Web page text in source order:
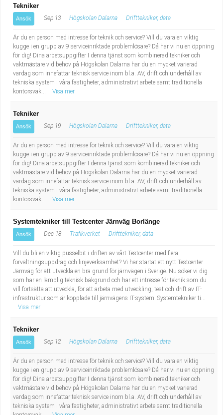
Tekniker
Ansök Sep 13 Högskolan Dalarna Drifttekniker, data
Är du en person med intresse för teknik och service? Vill du vara en viktig
kugge i en grupp av 9 serviceinriktade problemlösare? Då har vi nu en öppning
för dig! Dina arbetsuppgifter I denna tjänst som kombinerad tekniker och
vaktmästare vid behov på Högskolan Dalarna har du en mycket varierad
vardag som innefattar teknisk service inom bl.a. AV, drift och underhåll av
tekniska system i våra fastigheter, administrativt arbete samt traditionella
kontorsvak...
Visa mer
Tekniker
Ansök Sep 19 Högskolan Dalarna Drifttekniker, data
Är du en person med intresse för teknik och service? Vill du vara en viktig
kugge i en grupp av 9 serviceinriktade problemlösare? Då har vi nu en öppning
för dig! Dina arbetsuppgifter I denna tjänst som kombinerad tekniker och
vaktmästare vid behov på Högskolan Dalarna har du en mycket varierad
vardag som innefattar teknisk service inom bl.a. AV, drift och underhåll av
tekniska system i våra fastigheter, administrativt arbete samt traditionella
kontorsvak...
Visa mer
Systemtekniker till Testcenter Järnväg Borlänge
Ansök Dec 18 Trafikverket Drifttekniker, data
Vill du bli en viktig pusselbit i driften av vårt Testcenter med flera
förvaltningsuppdrag och linjeverksamhet? Vi har startat ett nytt Testcenter
Järnväg för att utveckla en bra grund för järnvägen i Sverige. Nu söker vi dig
som har en lämplig teknisk bakgrund och har ett intresse för teknik som du
vill fortsätta att utveckla, för att arbeta med utveckling, test och drift av IT-
infrastruktur som är kopplade till järnvägens IT-system. Systemtekniker ti...
Visa mer
Tekniker
Ansök Sep 12 Högskolan Dalarna Drifttekniker, data
Är du en person med intresse för teknik och service? Vill du vara en viktig
kugge i en grupp av 9 serviceinriktade problemlösare? Då har vi nu en öppning
för dig! Dina arbetsuppgifter I denna tjänst som kombinerad tekniker och
vaktmästare vid behov på Högskolan Dalarna har du en mycket varierad
vardag som innefattar teknisk service inom bl.a. AV, drift och underhåll av
tekniska system i våra fastigheter, administrativt arbete samt traditionella